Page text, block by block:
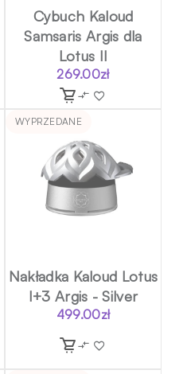
Cybuch Kaloud
Samsaris Argis dla
Lotus II
269.00zł
WYPRZEDANE
Nakładka Kaloud Lotus
I+3 Argis - Silver
499.00zł